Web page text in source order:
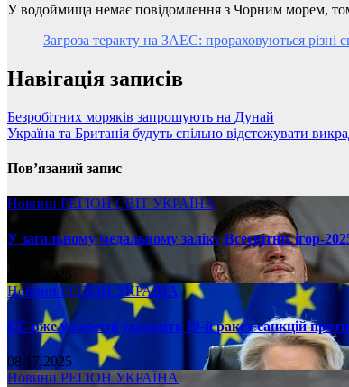
У водоймища немає повідомлення з Чорним морем,
Загроза теракту на ЗАЕС: прораховуються різні
Навігація записів
Безробітних моряків запрошують на Дунай
Україна та Британія будуть спільно відстежувати
Пов’язаний запис
Новини РЕГІОНСВІТ УКРАЇНА
У загальному медальному заліку Всесвітніх ігор-
08.17.2025
НовиниРЕГІОН УКРАЇНА
ЄС вже у вересні ухвалить 19-й ракет санкцій
08.17.2025
Новини РЕГІОН УКРАЇНА